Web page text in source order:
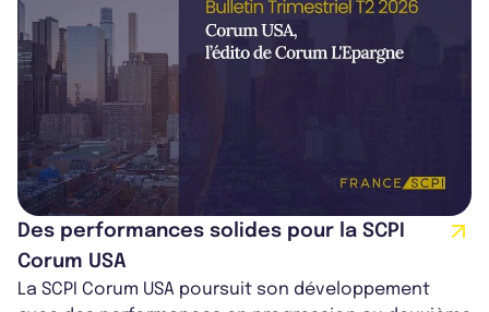
Des performances solides pour la SCPI
Corum USA
La SCPI Corum USA poursuit son développement